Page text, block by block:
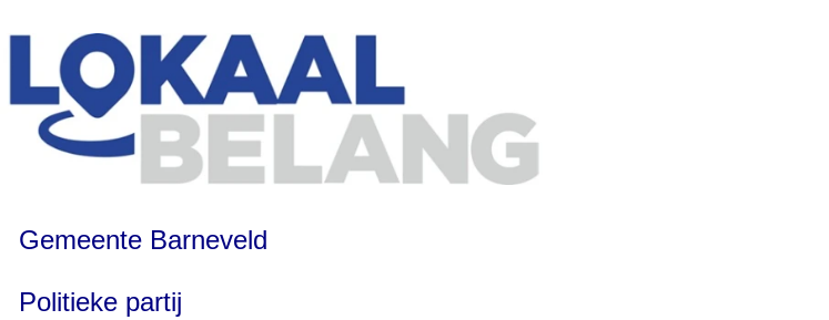
Gemeente Barneveld
Politieke partij